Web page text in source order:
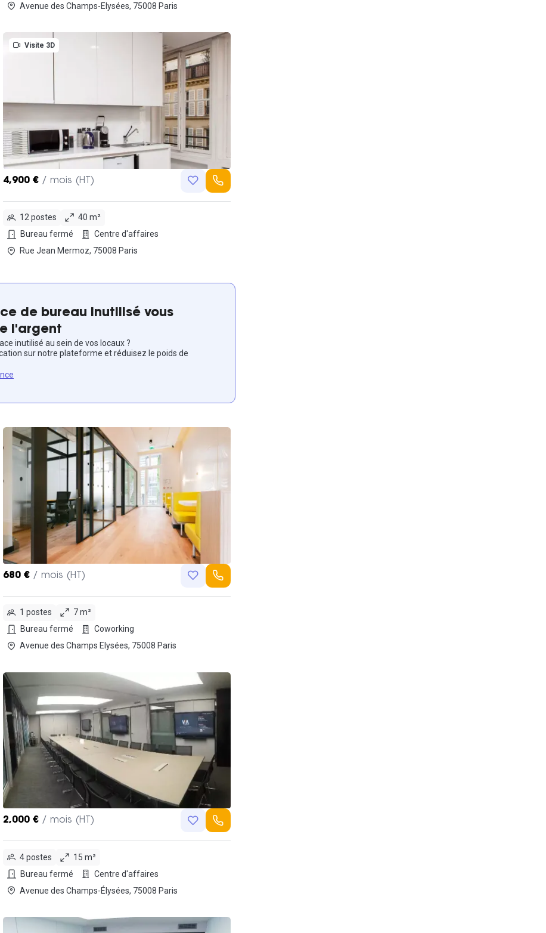
Avenue des Champs-Elysées, 75008 Paris
Visite 3D
4,900 € / mois (HT)
12 postes
40 m²
Bureau fermé
Centre d'affaires
Rue Jean Mermoz, 75008 Paris
de bureau inutilisé vous
l'argent
inutilisé au sein de vos locaux ?
sur notre plateforme et réduisez le poids de
680 € / mois (HT)
1 postes
7 m²
Bureau fermé
Coworking
Avenue des Champs Elysées, 75008 Paris
2,000 € / mois (HT)
4 postes
15 m²
Bureau fermé
Centre d'affaires
Avenue des Champs-Élysées, 75008 Paris